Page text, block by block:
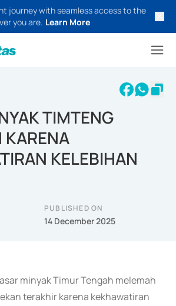
journey with seamless access to the
you are. Learn More
TIMTENG
KARENA
KELEBIHAN
PUBLISHED ON
14 December 2025
minyak Timur Tengah melemah
terakhir karena kekhawatiran